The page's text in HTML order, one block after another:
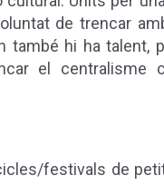
de trencar
també hi ha talent,
el centralisme
festivals de